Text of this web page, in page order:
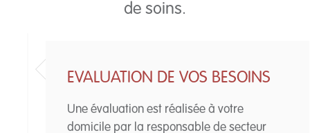
de soins.
EVALUATION DE VOS BESOINS
Une évaluation est réalisée à votre
domicile par la responsable de secteur